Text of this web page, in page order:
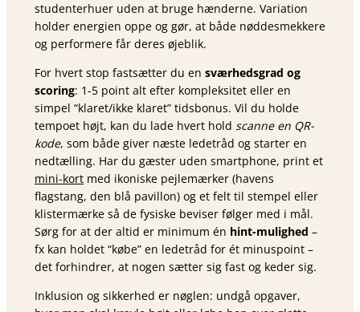
studenterhuer uden at bruge hænderne. Variation
holder energien oppe og gør, at både nøddesmekkere
og performere får deres øjeblik.
For hvert stop fastsætter du en sværhedsgrad og
scoring: 1-5 point alt efter kompleksitet eller en
simpel “klaret/ikke klaret” tidsbonus. Vil du holde
tempoet højt, kan du lade hvert hold scanne en QR-
kode, som både giver næste ledetråd og starter en
nedtælling. Har du gæster uden smartphone, print et
mini-kort med ikoniske pejlemærker (havens
flagstang, den blå pavillon) og et felt til stempel eller
klistermærke så de fysiske beviser følger med i mål.
Sørg for at der altid er minimum én hint-mulighed –
fx kan holdet “købe” en ledetråd for ét minuspoint –
det forhindrer, at nogen sætter sig fast og keder sig.
Inklusion og sikkerhed er nøglen: undgå opgaver,